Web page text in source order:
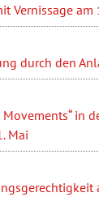
Vernissage am
durch den
Movements“ in
Mai